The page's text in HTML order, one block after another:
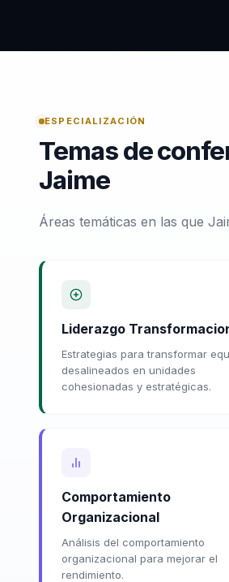
ESPECIALIZACIÓN
Temas de
Jaime
Áreas temáticas en las que
Liderazgo
Estrategias para transformar
desalineados en unidades
cohesionadas y estratégicas.
Comportamiento
Organizacional
Análisis del comportamiento
organizacional para mejorar el
rendimiento.